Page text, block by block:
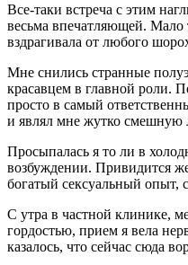
Все-таки встреча с этим
весьма впечатляющей. Мало
вздрагивала от любого
Мне снились странные
красавцем в главной роли.
просто в самый
и являл мне жутко смешную
Просыпалась я то ли в
возбуждении. Привидится
богатый сексуальный опыт,
С утра в частной клинике,
гордостью, прием я вела
казалось, что сейчас сюда